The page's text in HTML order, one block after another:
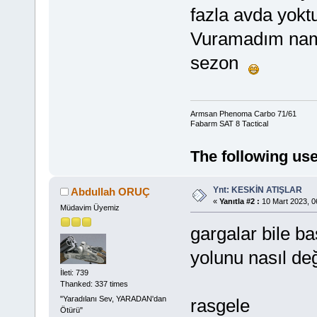
fazla avda
Vuramadım
sezon
Armsan Phenoma Carbo 71/61
Fabarm SAT 8 Tactical
The following
Abdullah ORUÇ
Müdavim Üyemiz
İleti: 739
Thanked: 337 times
"Yaradılanı Sev, YARADAN'dan
Ötürü"
Ynt: KESKİN ATIŞLAR
« Yanıtla #2 : 10 Mart 2023,
gargalar bile
yolunu nasıl
rasgele